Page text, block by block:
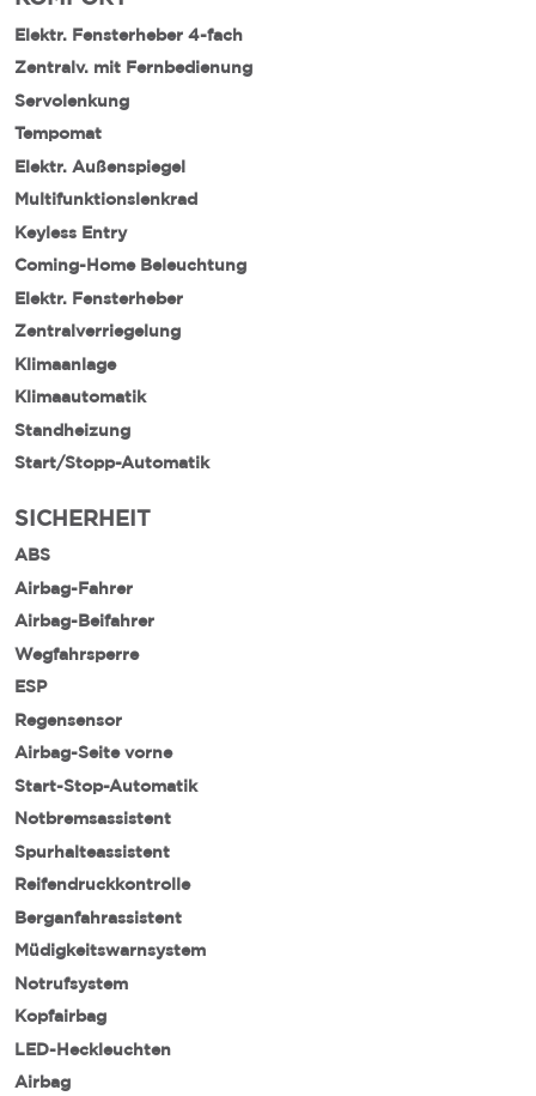
Elektr. Fensterheber 4-fach
Zentralv. mit Fernbedienung
Servolenkung
Tempomat
Elektr. Außenspiegel
Multifunktionslenkrad
Keyless Entry
Coming-Home Beleuchtung
Elektr. Fensterheber
Zentralverriegelung
Klimaanlage
Klimaautomatik
Standheizung
Start/Stopp-Automatik
SICHERHEIT
ABS
Airbag-Fahrer
Airbag-Beifahrer
Wegfahrsperre
ESP
Regensensor
Airbag-Seite vorne
Start-Stop-Automatik
Notbremsassistent
Spurhalteassistent
Reifendruckkontrolle
Berganfahrassistent
Müdigkeitswarnsystem
Notrufsystem
Kopfairbag
LED-Heckleuchten
Airbag